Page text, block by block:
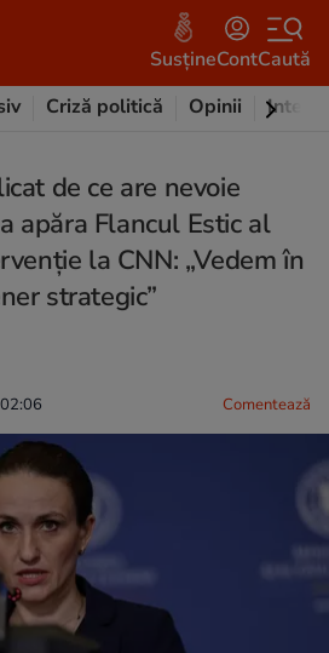
SusțineContCaută
Criză politică Opinii
de ce are nevoie
apăra Flancul Estic al
la CNN: „Vedem în
strategic”
Comentează